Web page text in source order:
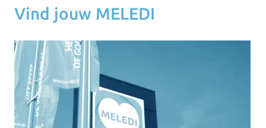
Vind jouw MELEDI